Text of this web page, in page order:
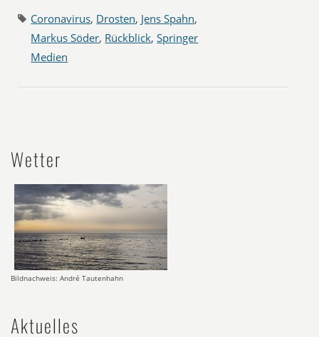
Coronavirus, Drosten, Jens Spahn,
Markus Söder, Rückblick,Springer
Medien
Wetter
Bildnachweis: André Tautenhahn
Aktuelles